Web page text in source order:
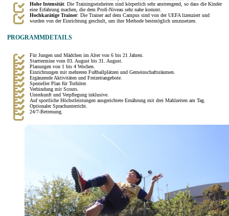
Hohe Intensität: Die Trainingseinheiten sind körperlich sehr anstrengend, so dass die Kinder
eine Erfahrung machen, die dem Profi-Niveau sehr nahe kommt.
Hochkarätige Trainer: Die Trainer auf dem Campus sind von der UEFA lizenziert und
wurden von der Einrichtung geschult, um ihre Methode bestmöglich umzusetzen.
PROGRAMMDETAILS
Für Jungen und Mädchen im Alter von 6 bis 21 Jahren.
Starttermine vom 03. August bis 31. August.
Planungen von 1 bis 4 Wochen.
Einrichtungen mit mehreren Fußballplätzen und Gemeinschaftsräumen.
Ergänzende Aktivitäten und Freizeitangebote.
Spezieller Plan für Torhüter.
Verbindung mit Scouts.
Unterkunft und Verpflegung inklusive.
Auf sportliche Höchstleistungen ausgerichtete Ernährung mit drei Mahlzeiten am Tag.
Optionaler Sprachunterricht.
24/7-Betreuung.